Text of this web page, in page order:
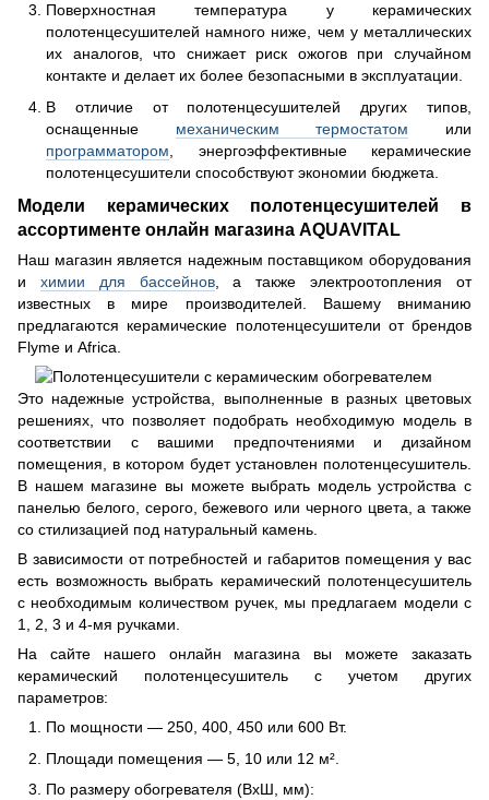
Поверхностная температура у керамических
полотенцесушителей намного ниже, чем у металлических
их аналогов, что снижает риск ожогов при случайном
контакте и делает их более безопасными в эксплуатации.
В отличие от полотенцесушителей других типов,
оснащенные механическим термостатом или
программатором , энергоэффективные керамические
полотенцесушители способствуют экономии бюджета.
Модели керамических полотенцесушителей в
ассортименте онлайн магазина AQUAVITAL
Наш магазин является надежным поставщиком оборудования
и химии для бассейнов, а также электроотопления от
известных в мире производителей. Вашему вниманию
предлагаются керамические полотенцесушители от брендов
Flyme и Africa.
Это надежные устройства, выполненные в разных цветовых
решениях, что позволяет подобрать необходимую модель в
соответствии с вашими предпочтениями и дизайном
помещения, в котором будет установлен полотенцесушитель.
В нашем магазине вы можете выбрать модель устройства с
панелью белого, серого, бежевого или черного цвета, а также
со стилизацией под натуральный камень.
В зависимости от потребностей и габаритов помещения у вас
есть возможность выбрать керамический полотенцесушитель
с необходимым количеством ручек, мы предлагаем модели с
1, 2, 3 и 4-мя ручками.
На сайте нашего онлайн магазина вы можете заказать
керамический полотенцесушитель с учетом других
параметров:
По мощности — 250, 400, 450 или 600 Вт.
Площади помещения — 5, 10 или 12 м².
По размеру обогревателя (ВхШ, мм):